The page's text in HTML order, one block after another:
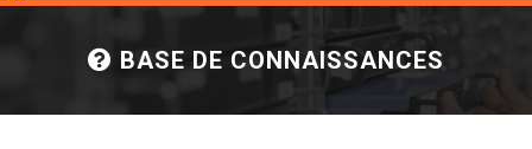
BASE DE CONNAISSANCES